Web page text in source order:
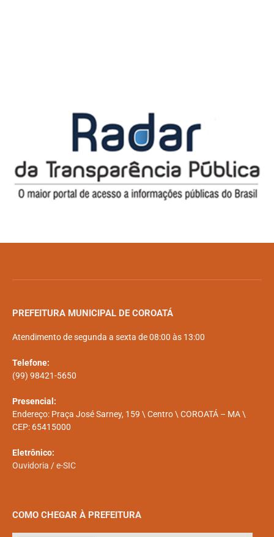
PREFEITURA MUNICIPAL DE COROATÁ
Atendimento de segunda a sexta de 08:00 às 13:00
Telefone:
(99) 98421-5650
Presencial:
Endereço: Praça José Sarney, 159 \ Centro \ COROATÁ – MA \
CEP: 65415000
Eletrônico:
Ouvidoria /e-SIC
COMO CHEGAR À PREFEITURA